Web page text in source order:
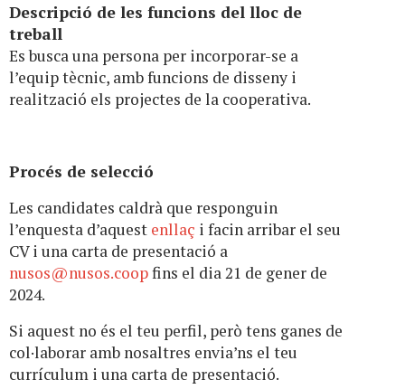
Descripció de les funcions del lloc de
treball
Es busca una persona per incorporar-se a
l’equip tècnic, amb funcions de disseny i
realització els projectes de la cooperativa.
Procés de selecció
Les candidates caldrà que responguin
l’enquesta d’aquest enllaç i facin arribar el seu
CV i una carta de presentació a
nusos@nusos.coopfins el dia 21 de gener de
2024.
Si aquest no és el teu perfil, però tens ganes de
col·laborar amb nosaltres envia’ns el teu
currículum i una carta de presentació.